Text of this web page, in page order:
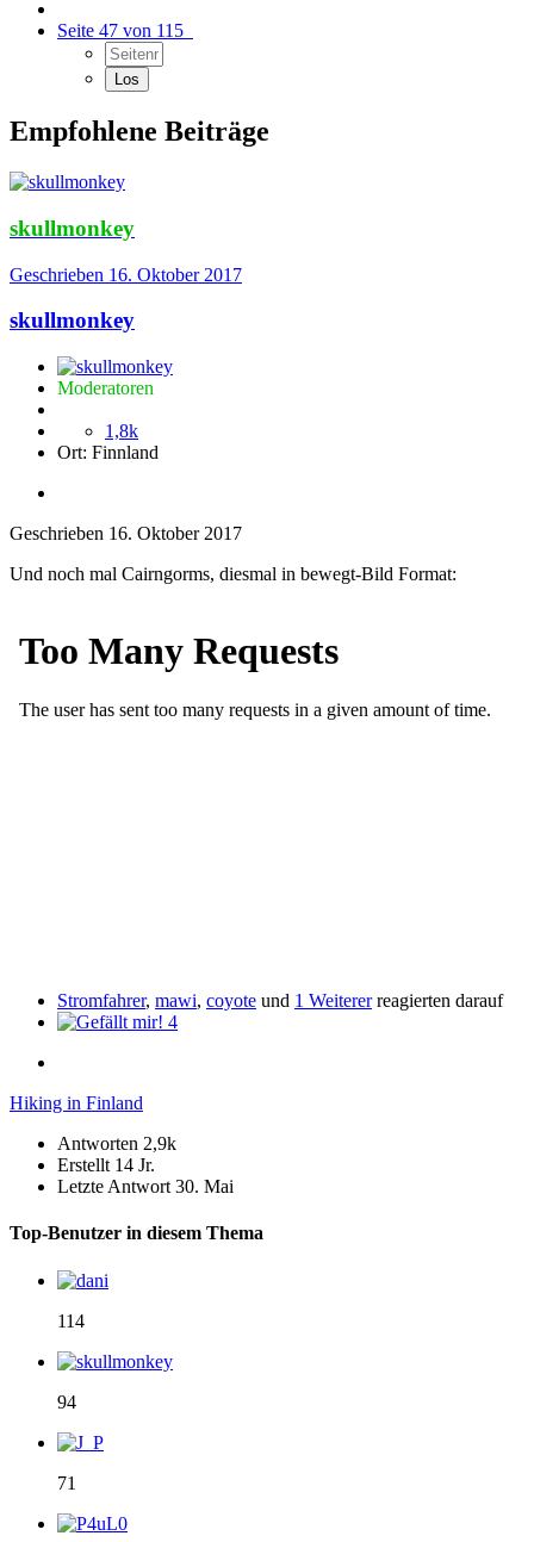
Seite 47 von 115
Empfohlene Beiträge
skullmonkey
Geschrieben 16. Oktober 2017
skullmonkey
Moderatoren
1,8k
Ort: Finnland
Geschrieben 16. Oktober 2017
Und noch mal Cairngorms, diesmal in bewegt-Bild Format:
Stromfahrer, mawi, coyote und 1 Weitererreagierten darauf
4
Hiking in Finland
Antworten 2,9k
Erstellt 14 Jr.
Letzte Antwort 30. Mai
Top-Benutzer in diesem Thema
114
94
71